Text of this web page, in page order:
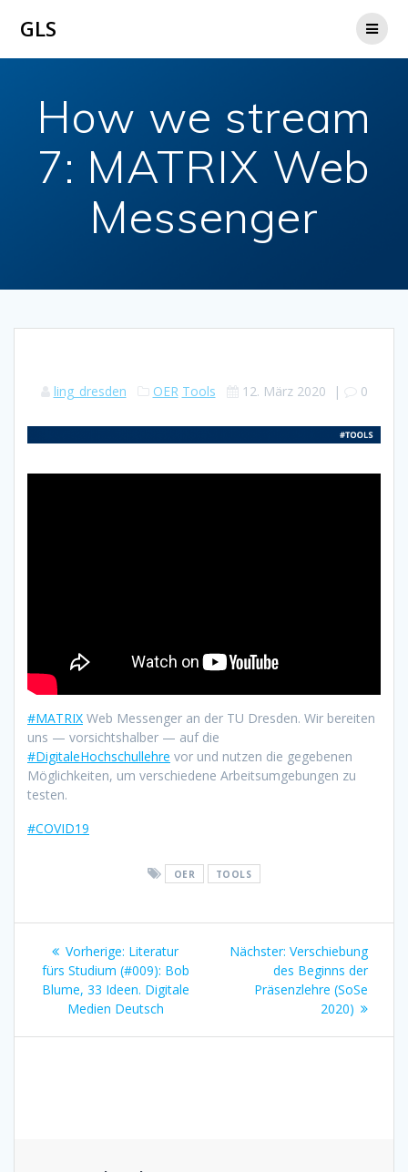
GLS
How we stream
7: MATRIX Web
Messenger
ling_dresden OER Tools 12. März 2020 | 0
#MATRIX Web Messenger an der TU Dresden. Wir bereiten
uns — vorsichtshalber — auf die
#DigitaleHochschullehre vor und nutzen die gegebenen
Möglichkeiten, um verschiedene Arbeitsumgebungen zu
testen.
#COVID19
OER TOOLS
Beitragsnavigation
Vorherige: Vorheriger
Beitrag:
Literatur
fürs Studium (#009): Bob
Blume, 33 Ideen. Digitale
Medien Deutsch
Nächster: Nächster
Beitrag:
Verschiebung
des Beginns der
Präsenzlehre (SoSe
2020)